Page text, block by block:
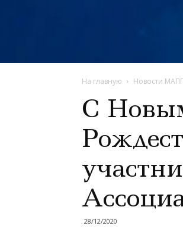
На главную Новости
С
28/12/2020